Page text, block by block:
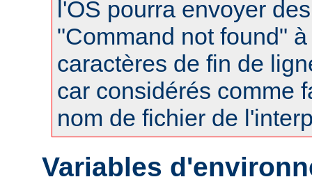
l'OS pourra envoyer
"Command not found"
caractères de fin de
car considérés comme
nom de fichier de
Variables